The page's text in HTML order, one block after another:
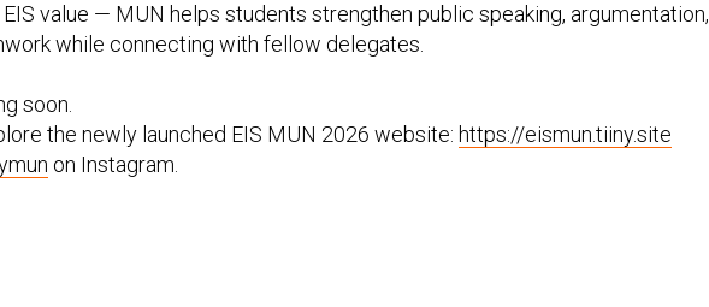
value — MUN helps students strengthen public speaking, argumentation,
while connecting with fellow delegates.
soon.
the newly launched EIS MUN 2026 website: https://eismun.tiiny.site
on Instagram.